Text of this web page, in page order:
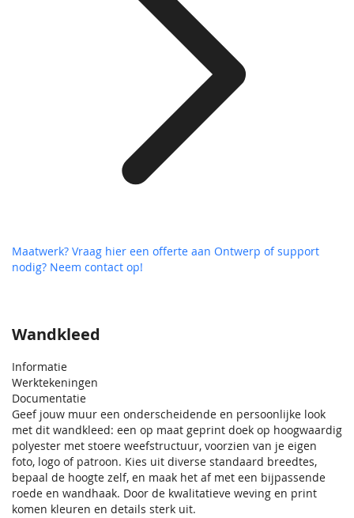
Wandkleed
Informatie
Werktekeningen
Documentatie
Geef jouw muur een onderscheidende en persoonlijke look
met dit wandkleed: een op maat geprint doek op hoogwaardig
polyester met stoere weefstructuur, voorzien van je eigen
foto, logo of patroon. Kies uit diverse standaard breedtes,
bepaal de hoogte zelf, en maak het af met een bijpassende
roede en wandhaak. Door de kwalitatieve weving en print
komen kleuren en details sterk uit.
Maatwerk? Vraag hier een offerte aan Ontwerp of support
nodig? Neem contact op!